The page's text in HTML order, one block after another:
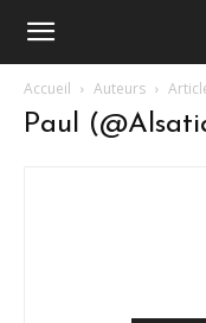
Accueil Auteurs
Paul